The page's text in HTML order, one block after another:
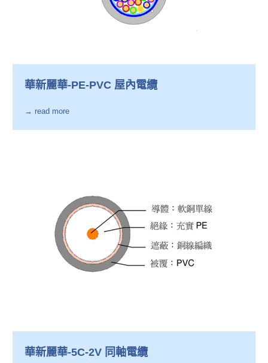
華新麗華-PE-PVC 屋內電纜
→ read more
華新麗華-5C-2V 同軸電纜